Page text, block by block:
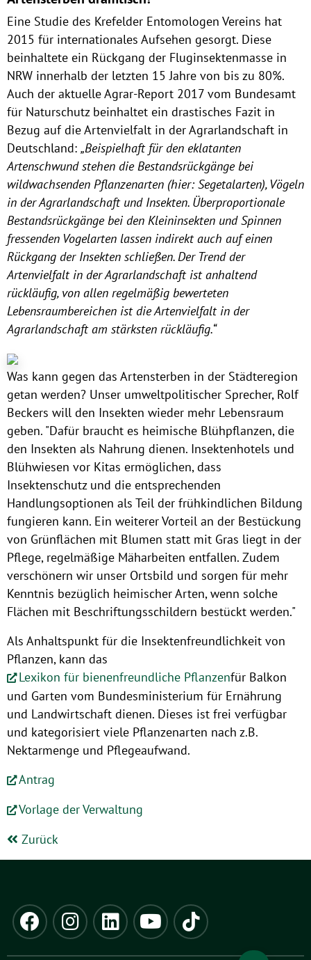
Eine Studie des Krefelder Entomologen Vereins hat
2015 für internationales Aufsehen gesorgt. Diese
beinhaltete ein Rückgang der Fluginsektenmasse in
NRW innerhalb der letzten 15 Jahre von bis zu 80%.
Auch der aktuelle Agrar-Report 2017 vom Bundesamt
für Naturschutz beinhaltet ein drastisches Fazit in
Bezug auf die Artenvielfalt in der Agrarlandschaft in
Deutschland: „Beispielhaft für den eklatanten
Artenschwund stehen die Bestandsrückgänge bei
wildwachsenden Pflanzenarten (hier: Segetalarten), Vögeln
in der Agrarlandschaft und Insekten. Überproportionale
Bestandsrückgänge bei den Kleininsekten und Spinnen
fressenden Vogelarten lassen indirekt auch auf einen
Rückgang der Insekten schließen. Der Trend der
Artenvielfalt in der Agrarlandschaft ist anhaltend
rückläufig, von allen regelmäßig bewerteten
Lebensraumbereichen ist die Artenvielfalt in der
Agrarlandschaft am stärksten rückläufig.“
Was kann gegen das Artensterben in der Städteregion
getan werden? Unser umweltpolitischer Sprecher, Rolf
Beckers will den Insekten wieder mehr Lebensraum
geben. "Dafür braucht es heimische Blühpflanzen, die
den Insekten als Nahrung dienen. Insektenhotels und
Blühwiesen vor Kitas ermöglichen, dass
Insektenschutz und die entsprechenden
Handlungsoptionen als Teil der frühkindlichen Bildung
fungieren kann. Ein weiterer Vorteil an der Bestückung
von Grünflächen mit Blumen statt mit Gras liegt in der
Pflege, regelmäßige Mäharbeiten entfallen. Zudem
verschönern wir unser Ortsbild und sorgen für mehr
Kenntnis bezüglich heimischer Arten, wenn solche
Flächen mit Beschriftungsschildern bestückt werden."
Als Anhaltspunkt für die Insektenfreundlichkeit von
Pflanzen, kann das
Lexikon für bienenfreundliche Pflanzenfür Balkon
und Garten vom Bundesministerium für Ernährung
und Landwirtschaft dienen. Dieses ist frei verfügbar
und kategorisiert viele Pflanzenarten nach z.B.
Nektarmenge und Pflegeaufwand.
Antrag
Vorlage der Verwaltung
Zurück